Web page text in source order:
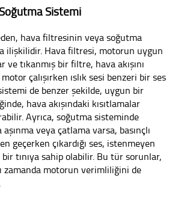
Sistemi
hava filtresinin veya soğutma
ilişkilidir. Hava filtresi, motorun uygun
ve tıkanmış bir filtre, hava akışını
çalışırken ıslık sesi benzeri bir ses
de benzer şekilde, uygun bir
hava akışındaki kısıtlamalar
Ayrıca, soğutma sisteminde
veya çatlama varsa, basınçlı
geçerken çıkardığı ses, istenmeyen
bir tınıya sahip olabilir. Bu tür sorunlar,
zamanda motorun verimliliğini de